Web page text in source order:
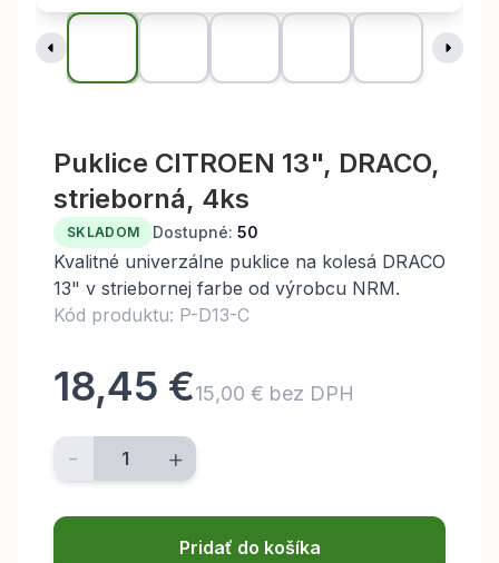
Puklice CITROEN 13", DRACO,
strieborná, 4ks
SKLADOM Dostupné: 50
Kvalitné univerzálne puklice na kolesá DRACO
13" v striebornej farbe od výrobcu NRM.
Kód produktu: P-D13-C
18,45 €15,00 € bez DPH
- +
Pridať do košíka